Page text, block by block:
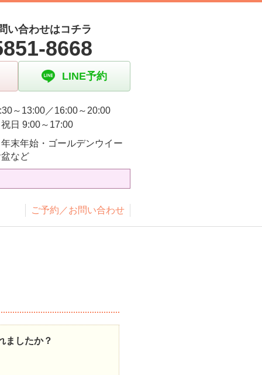
い合わせはコチラ
8668
LINE予約
～13:00／16:00～20:00
日 9:00～17:00
末年始・ゴールデンウイー
など
ご予約／お問い合わせ
ましたか？